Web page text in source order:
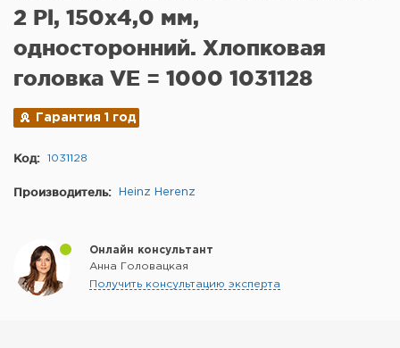
2 Pl, 150x4,0 мм,
односторонний. Хлопковая
головка VE = 1000 1031128
Гарантия 1 год
Код: 1031128
Производитель: Heinz Herenz
Онлайн консультант
Анна Головацкая
Получить консультацию эксперта